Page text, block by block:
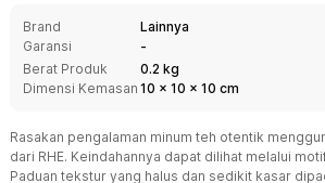
Brand
Lainnya
Garansi
-
Berat Produk
0.2 kg
Dimensi Kemasan 10 x 10 x 10 cm
Rasakan pengalaman minum teh otentik
dari RHE. Keindahannya dapat dilihat melalui
Paduan tekstur yang halus dan sedikit kasar